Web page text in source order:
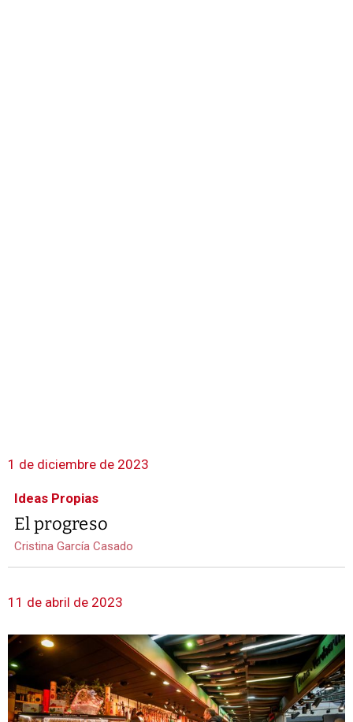
1 de diciembre de 2023
Ideas Propias
El progreso
Cristina García Casado
11 de abril de 2023